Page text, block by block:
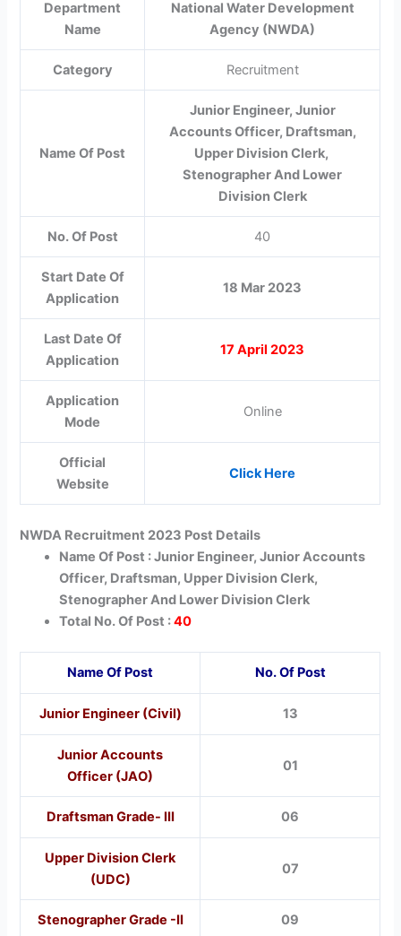
Department
Name
National Water Development
Agency (NWDA)
Category Recruitment
Name Of Post
Junior Engineer, Junior
Accounts Officer, Draftsman,
Upper Division Clerk,
Stenographer And Lower
Division Clerk
No. Of Post 40
Start Date Of
Application
18 Mar 2023
Last Date Of
Application
17 April 2023
Application
Mode
Online
Official
Website
Click Here
NWDA Recruitment 2023 Post Details
Name Of Post : Junior Engineer, Junior Accounts
Officer, Draftsman, Upper Division Clerk,
Stenographer And Lower Division Clerk
Total No. Of Post :40
Name Of Post No. Of Post
Junior Engineer (Civil) 13
Junior Accounts
Officer (JAO)
01
Draftsman Grade- III 06
Upper Division Clerk
(UDC)
07
Stenographer Grade -II 09